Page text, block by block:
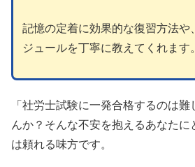
記憶の定着に効果的な復習方法や
ジュールを丁寧に教えてくれます。
「社労士試験に一発合格するのは
んか？そんな不安を抱えるあなたに
は頼れる味方です。